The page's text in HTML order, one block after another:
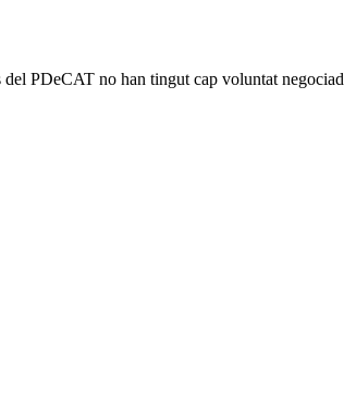
PDeCAT no han tingut cap voluntat